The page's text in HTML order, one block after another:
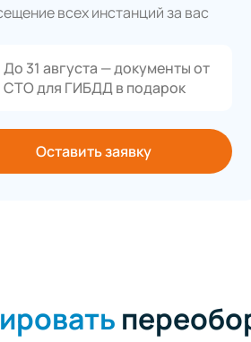
всех инстанций за вас
До 31 августа — документы от
СТО для ГИБДД в подарок
Оставить заявку